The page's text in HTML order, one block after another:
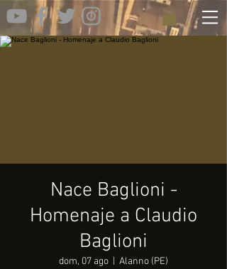
Nace Baglioni -
Homenaje a Claudio
Baglioni
dom, 07 ago Alanno (PE)